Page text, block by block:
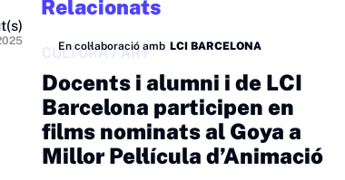
Relacionats
En col·laboració amb LCI BARCELONA
CULTURA/ART
Docents i alumni i de LCI
Barcelona participen en
films nominats al Goya a
Millor Pel·lícula d’Animació